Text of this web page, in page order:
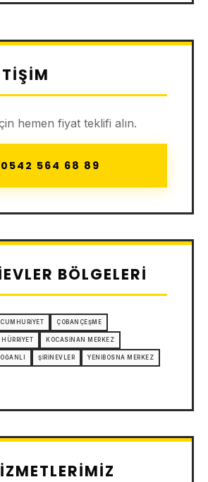
hemen fiyat teklifi alın.
0542 564 68 89
BÖLGELERI
CUMHURIYET ÇOBANÇEŞME
HÜRRIYET KOCASINAN MERKEZ
ŞIRINEVLER YENIBOSNA MERKEZ